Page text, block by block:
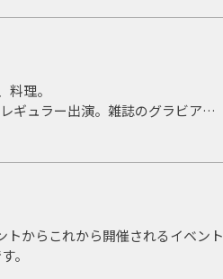
理。
ギュラー出演。雑誌のグラビアや
テレ 知りたい嬢 / H21～22 メ～
めちゃぶり アシスタントMC
うた配信 / H20 JEWELS feat.纐
からこれから開催されるイベント
。